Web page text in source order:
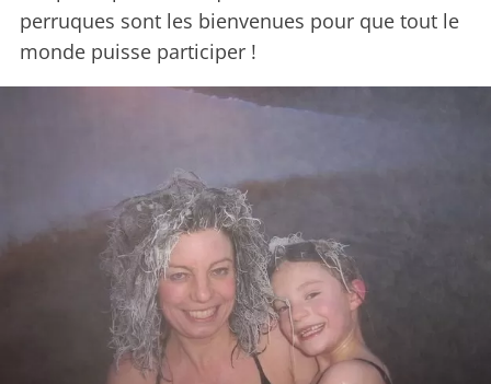
perruques sont les bienvenues pour que tout le
monde puisse participer !